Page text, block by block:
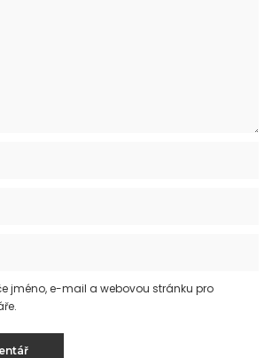
jméno, e-mail a webovou stránku pro